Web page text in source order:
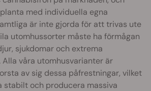
med individuella egna
är inte gjorda för att trivas ute
utomhussorter måste ha förmågan
sjukdomar och extrema
våra utomhusvarianter är
av sig dessa påfrestningar, vilket
stabilt och producera massiva